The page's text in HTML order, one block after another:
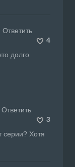
Ответить
4
долго
Ответить
3
серии? Хотя